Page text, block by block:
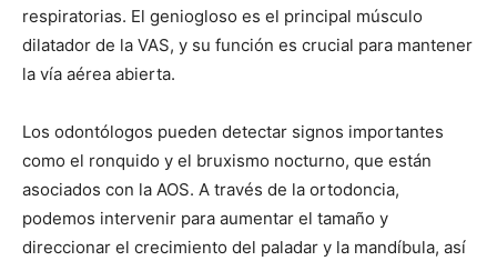
respiratorias. El geniogloso es el principal músculo
dilatador de la VAS, y su función es crucial para mantener
la vía aérea abierta.
Los odontólogos pueden detectar signos importantes
como el ronquido y el bruxismo nocturno, que están
asociados con la AOS. A través de la ortodoncia,
podemos intervenir para aumentar el tamaño y
direccionar el crecimiento del paladar y la mandíbula, así